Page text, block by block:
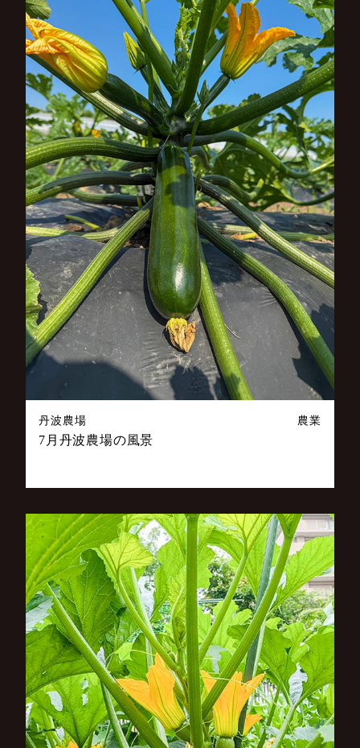
丹波農場 農業
7月丹波農場の風景